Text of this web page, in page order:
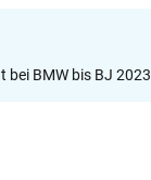
bei BMW bis BJ 2023